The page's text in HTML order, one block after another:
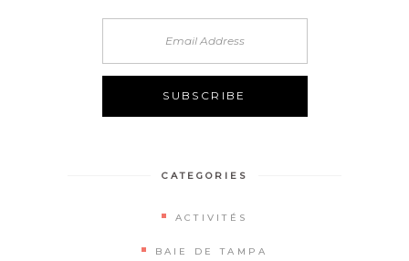
CATEGORIES
ACTIVITÉS
BAIE DE TAMPA